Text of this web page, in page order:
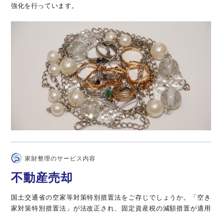
強化を行っています。
家財整理のサービス内容
不動産売却
国土交通省の空家等対策特別措置法をご存じでしょうか。「空き
家対策特別措置法」が法改正され、固定資産税の減額措置が適用